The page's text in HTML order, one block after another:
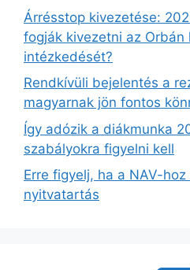
Árrésstop kivezetése:
fogják kivezetni az Orbán
intézkedését?
Rendkívüli bejelentés a
magyarnak jön fontos
Így adózik a diákmunka
szabályokra figyelni kell
Erre figyelj, ha a NAV-
nyitvatartás